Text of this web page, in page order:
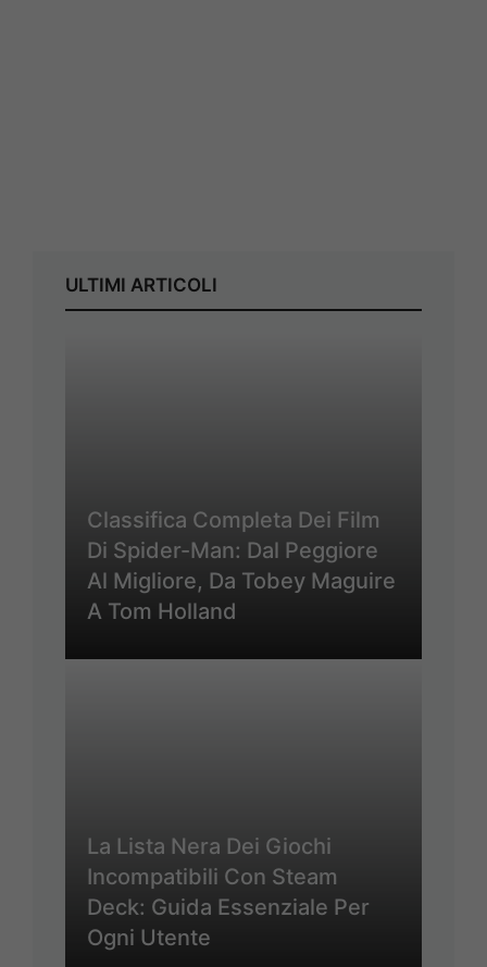
ULTIMI ARTICOLI
Classifica Completa Dei Film
Di Spider-Man: Dal Peggiore
Al Migliore, Da Tobey Maguire
A Tom Holland
La Lista Nera Dei Giochi
Incompatibili Con Steam
Deck: Guida Essenziale Per
Ogni Utente